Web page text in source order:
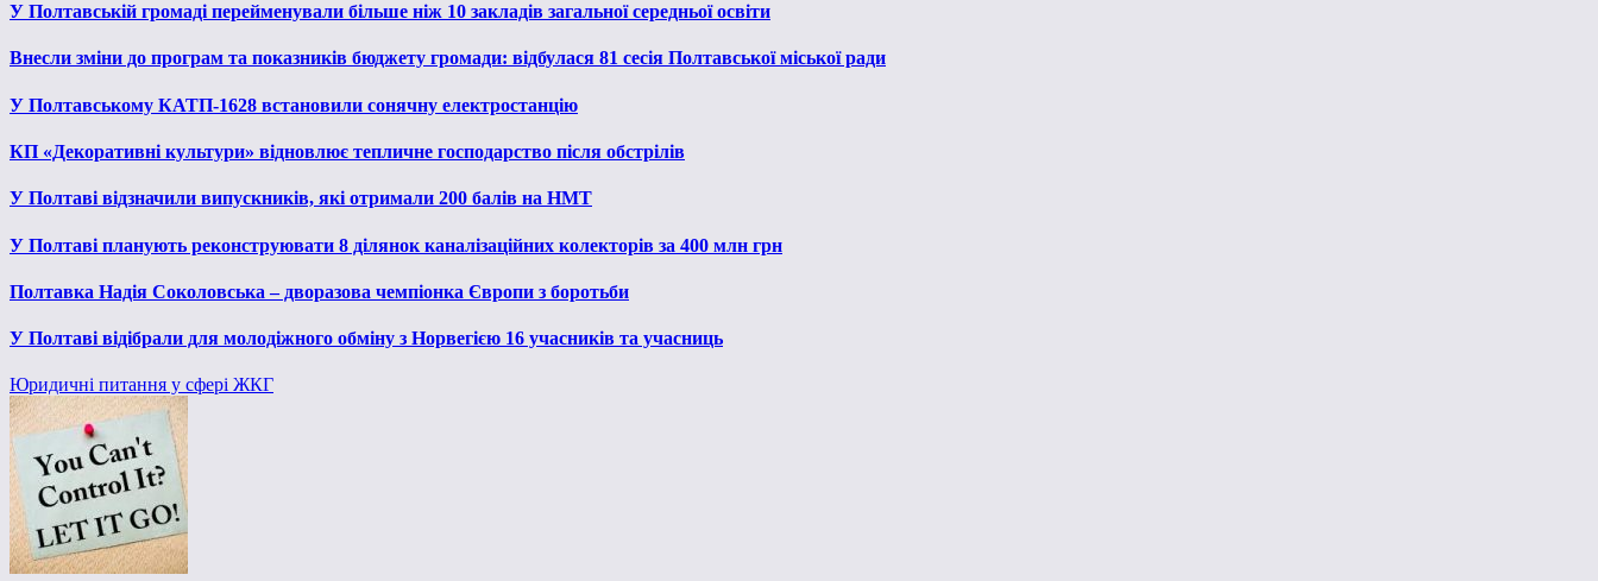
У Полтавській громаді перейменували більше ніж 10 закладів загальної середньої освіти
Внесли зміни до програм та показників бюджету громади: відбулася 81 сесія Полтавської міської ради
У Полтавському КАТП-1628 встановили сонячну електростанцію
КП «Декоративні культури» відновлює тепличне господарство після обстрілів
У Полтаві відзначили випускників, які отримали 200 балів на НМТ
У Полтаві планують реконструювати 8 ділянок каналізаційних колекторів за 400 млн грн
Полтавка Надія Соколовська – дворазова чемпіонка Європи з боротьби
У Полтаві відібрали для молодіжного обміну з Норвегією 16 учасників та учасниць
Юридичні питання у сфері ЖКГ